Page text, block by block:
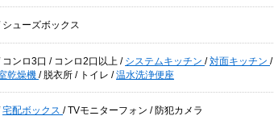
シューズボックス
コンロ3口 / コンロ2口以上 / システムキッチン /対面キッチン /
乾燥機 / 脱衣所 / トイレ /温水洗浄便座
宅配ボックス /TVモニターフォン / 防犯カメラ